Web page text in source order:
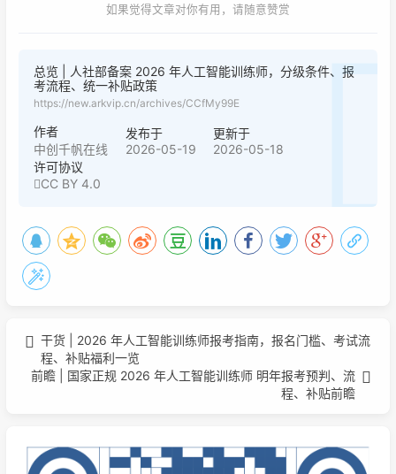
如果觉得文章对你有用，请随意赞赏
总览 | 人社部备案 2026 年人工智能训练师，分级条件、报
考流程、统一补贴政策
https://new.arkvip.cn/archives/CCfMy99E
作者
中创千帆在线
发布于
2026-05-19
更新于
2026-05-18
许可协议
CC BY 4.0
干货 | 2026 年人工智能训练师报考指南，报名门槛、考试流
程、补贴福利一览
前瞻 | 国家正规 2026 年人工智能训练师 明年报考预判、流
程、补贴前瞻